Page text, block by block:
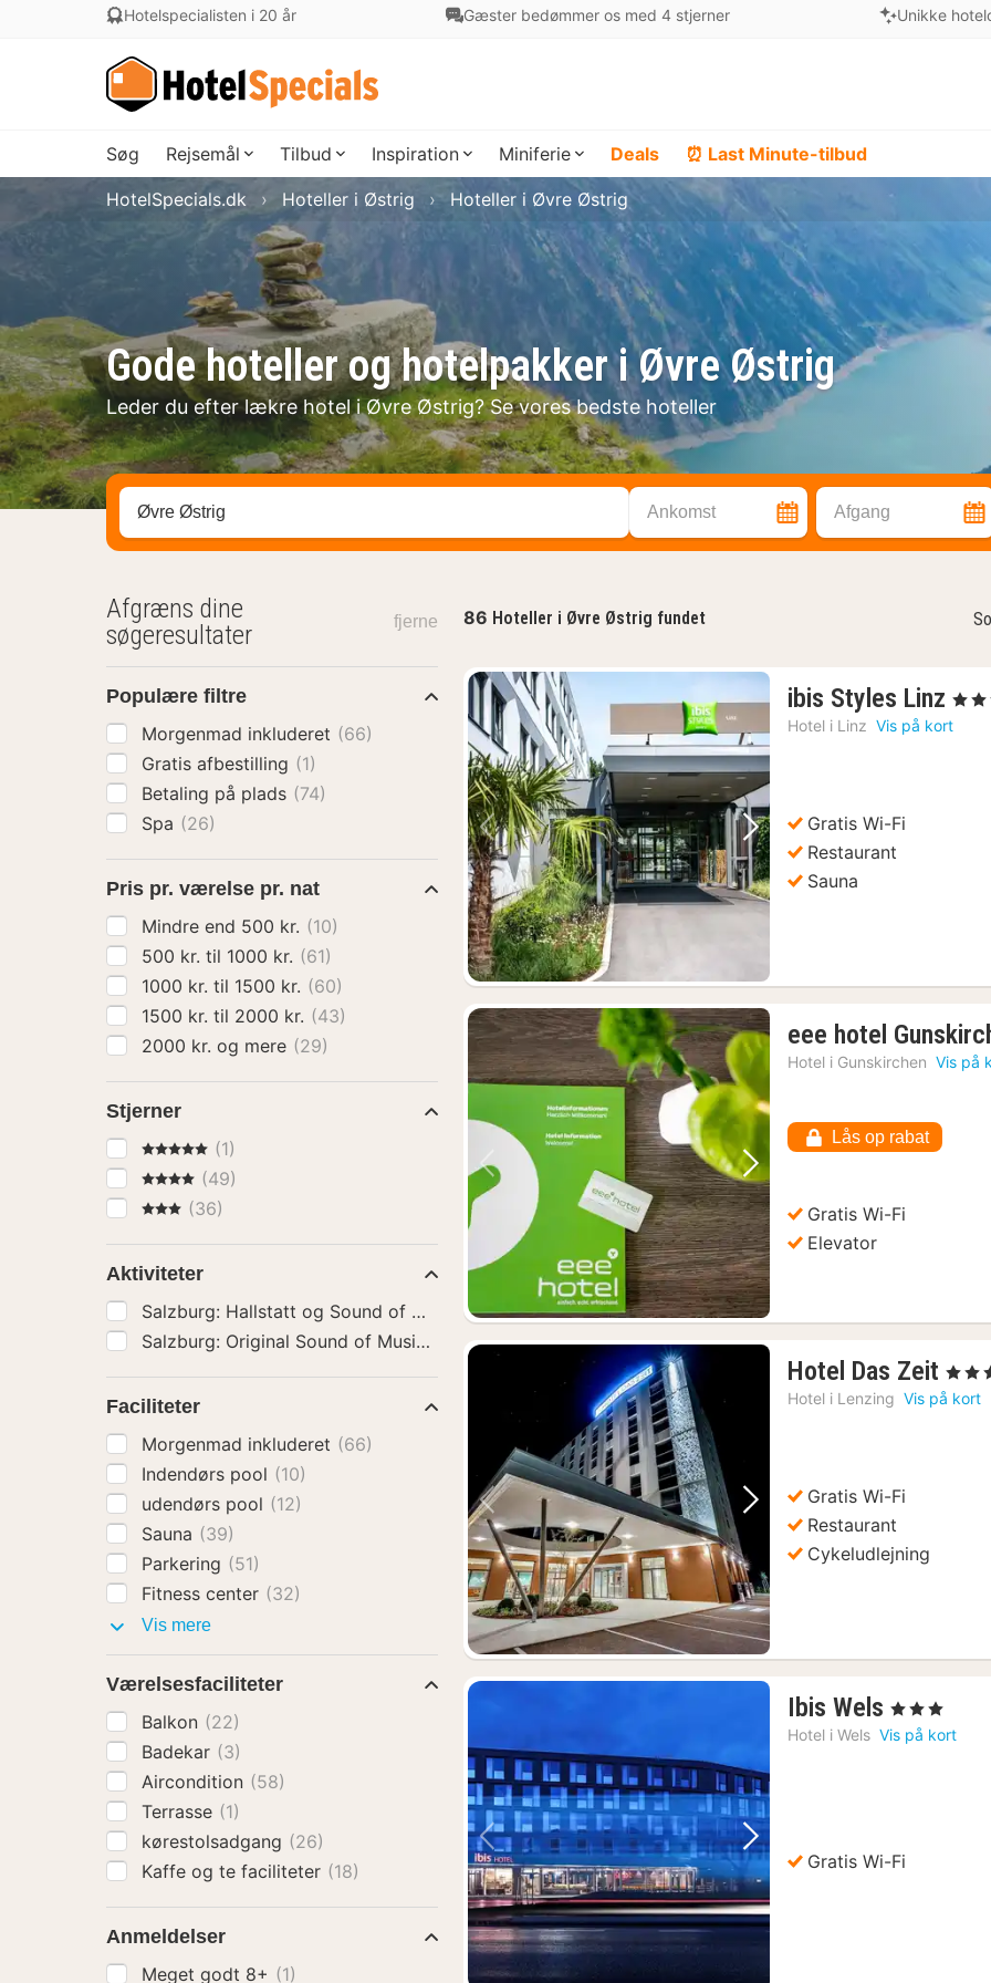
Hotelspecialisten i 20 år Gæster bedømmer os med 4 stjerner Unikke
Søg Rejsemål Tilbud Inspiration Miniferie Deals ⏰ Last Minute-tilbud
Gode hoteller og hotelpakker i Øvre Østrig
Leder du efter lækre hotel i Øvre Østrig? Se vores bedste hoteller
HotelSpecials.dk Hoteller i Østrig Hoteller i Øvre Østrig
Søg efter destination ... Ankomst Afgang
86 Hoteller i Øvre Østrig fundet
Forrige billede Næste billede
ibis Styles Linz 1
nat
, 3
Hotel i Linz Vis på kort
Gratis Wi-Fi
Restaurant
Sauna
Forrige billede Næste billede
eee hotel
Hotel i Gunskirchen Vis på
Lås op rabat
Gratis Wi-Fi
Elevator
Forrige billede Næste billede
Hotel Das Zeit 1
nat
, 4
Hotel i Lenzing Vis på kort
Gratis Wi-Fi
Restaurant
Cykeludlejning
Forrige billede Næste billede
Ibis Wels 1
nat
, 3 Stjerner
Hotel i Wels Vis på kort
Gratis Wi-Fi
Afgræns dine
søgeresultater
fjerne
Populære filtre
Morgenmad inkluderet (66)
Gratis afbestilling (1)
Betaling på plads (74)
Spa (26)
Pris pr. værelse pr. nat
Mindre end 500 kr. (10)
500 kr. til 1000 kr. (61)
1000 kr. til 1500 kr. (60)
1500 kr. til 2000 kr. (43)
2000 kr. og mere (29)
Stjerner
5 Stjerner(1)
4 Stjerner
(49)
3 Stjerner
(36)
Aktiviteter
Salzburg: Hallstatt og Sound of Music-tur(1)
Salzburg: Original Sound of Music-turné(2)
Faciliteter
Morgenmad inkluderet (66)
Indendørs pool (10)
udendørs pool (12)
Sauna (39)
Parkering (51)
Fitness center (32)
Vis mereFaciliteter
Værelsesfaciliteter
Balkon (22)
Badekar (3)
Aircondition (58)
Terrasse (1)
kørestolsadgang (26)
Kaffe og te faciliteter (18)
Anmeldelser
Meget godt 8+ (1)